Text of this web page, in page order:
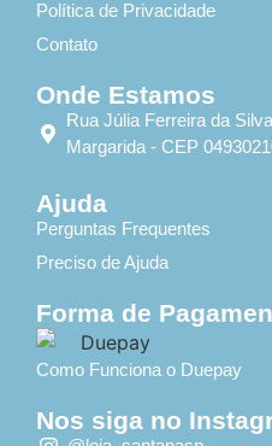
Política de Privacidade
Contato
Onde Estamos
Rua Júlia Ferreira da
Margarida - CEP
Ajuda
Perguntas Frequentes
Preciso de Ajuda
Forma de
Como Funciona o Duepay
Nos siga no